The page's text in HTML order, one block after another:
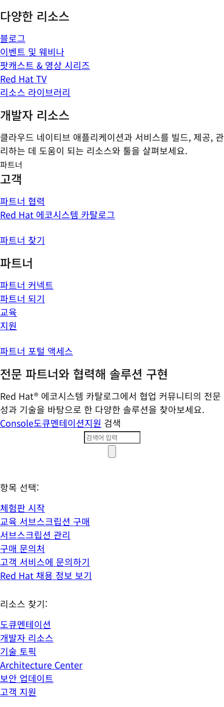
다양한 리소스
블로그
이벤트 및 웨비나
팟캐스트 & 영상 시리즈
Red Hat TV
리소스 라이브러리
개발자 리소스
클라우드 네이티브 애플리케이션과 서비스를 빌드, 제공, 관
리하는 데 도움이 되는 리소스와 툴을 살펴보세요.
파트너
고객
파트너 협력
Red Hat 에코시스템 카탈로그
파트너 찾기
파트너
파트너 커넥트
파트너 되기
교육
지원
파트너 포털 액세스
전문 파트너와 협력해 솔루션 구현
Red Hat® 에코시스템 카탈로그에서 협업 커뮤니티의 전문
성과 기술을 바탕으로 한 다양한 솔루션을 찾아보세요.
Console도큐멘테이션지원 검색
항목 선택:
체험판 시작
교육 서브스크립션 구매
서브스크립션 관리
구매 문의처
고객 서비스에 문의하기
Red Hat 채용 정보 보기
리소스 찾기:
도큐멘테이션
개발자 리소스
기술 토픽
Architecture Center
보안 업데이트
고객 지원